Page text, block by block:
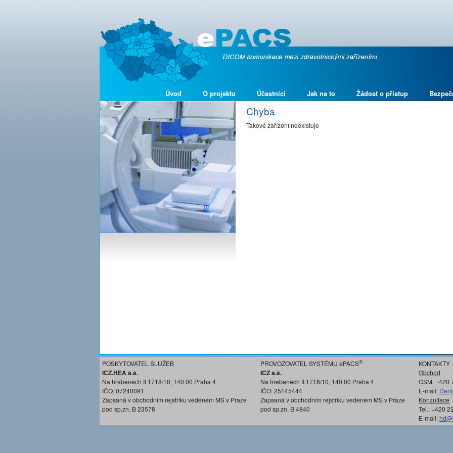
Úvod O projektu Účastníci Jak na to Žádost o přístup
Chyba
Takové zařízení neexistuje
POSKYTOVATEL SLUŽEB
ICZ.HEA a.s.
Na hřebenech II 1718/10, 140 00 Praha 4
IČO: 07240091
Zapsaná v obchodním rejstříku vedeném MS v Praze
pod sp.zn. B 23578
PROVOZOVATEL SYSTÉMU ePACS®
ICZ a.s.
Na hřebenech II 1718/10, 140 00 Praha 4
IČO: 25145444
Zapsaná v obchodním rejstříku vedeném MS v Praze
pod sp.zn. B 4840
KONTAKTY
Obchod
GSM: +420
E-mail:
Konzultace
Tel.: +420
E-mail: